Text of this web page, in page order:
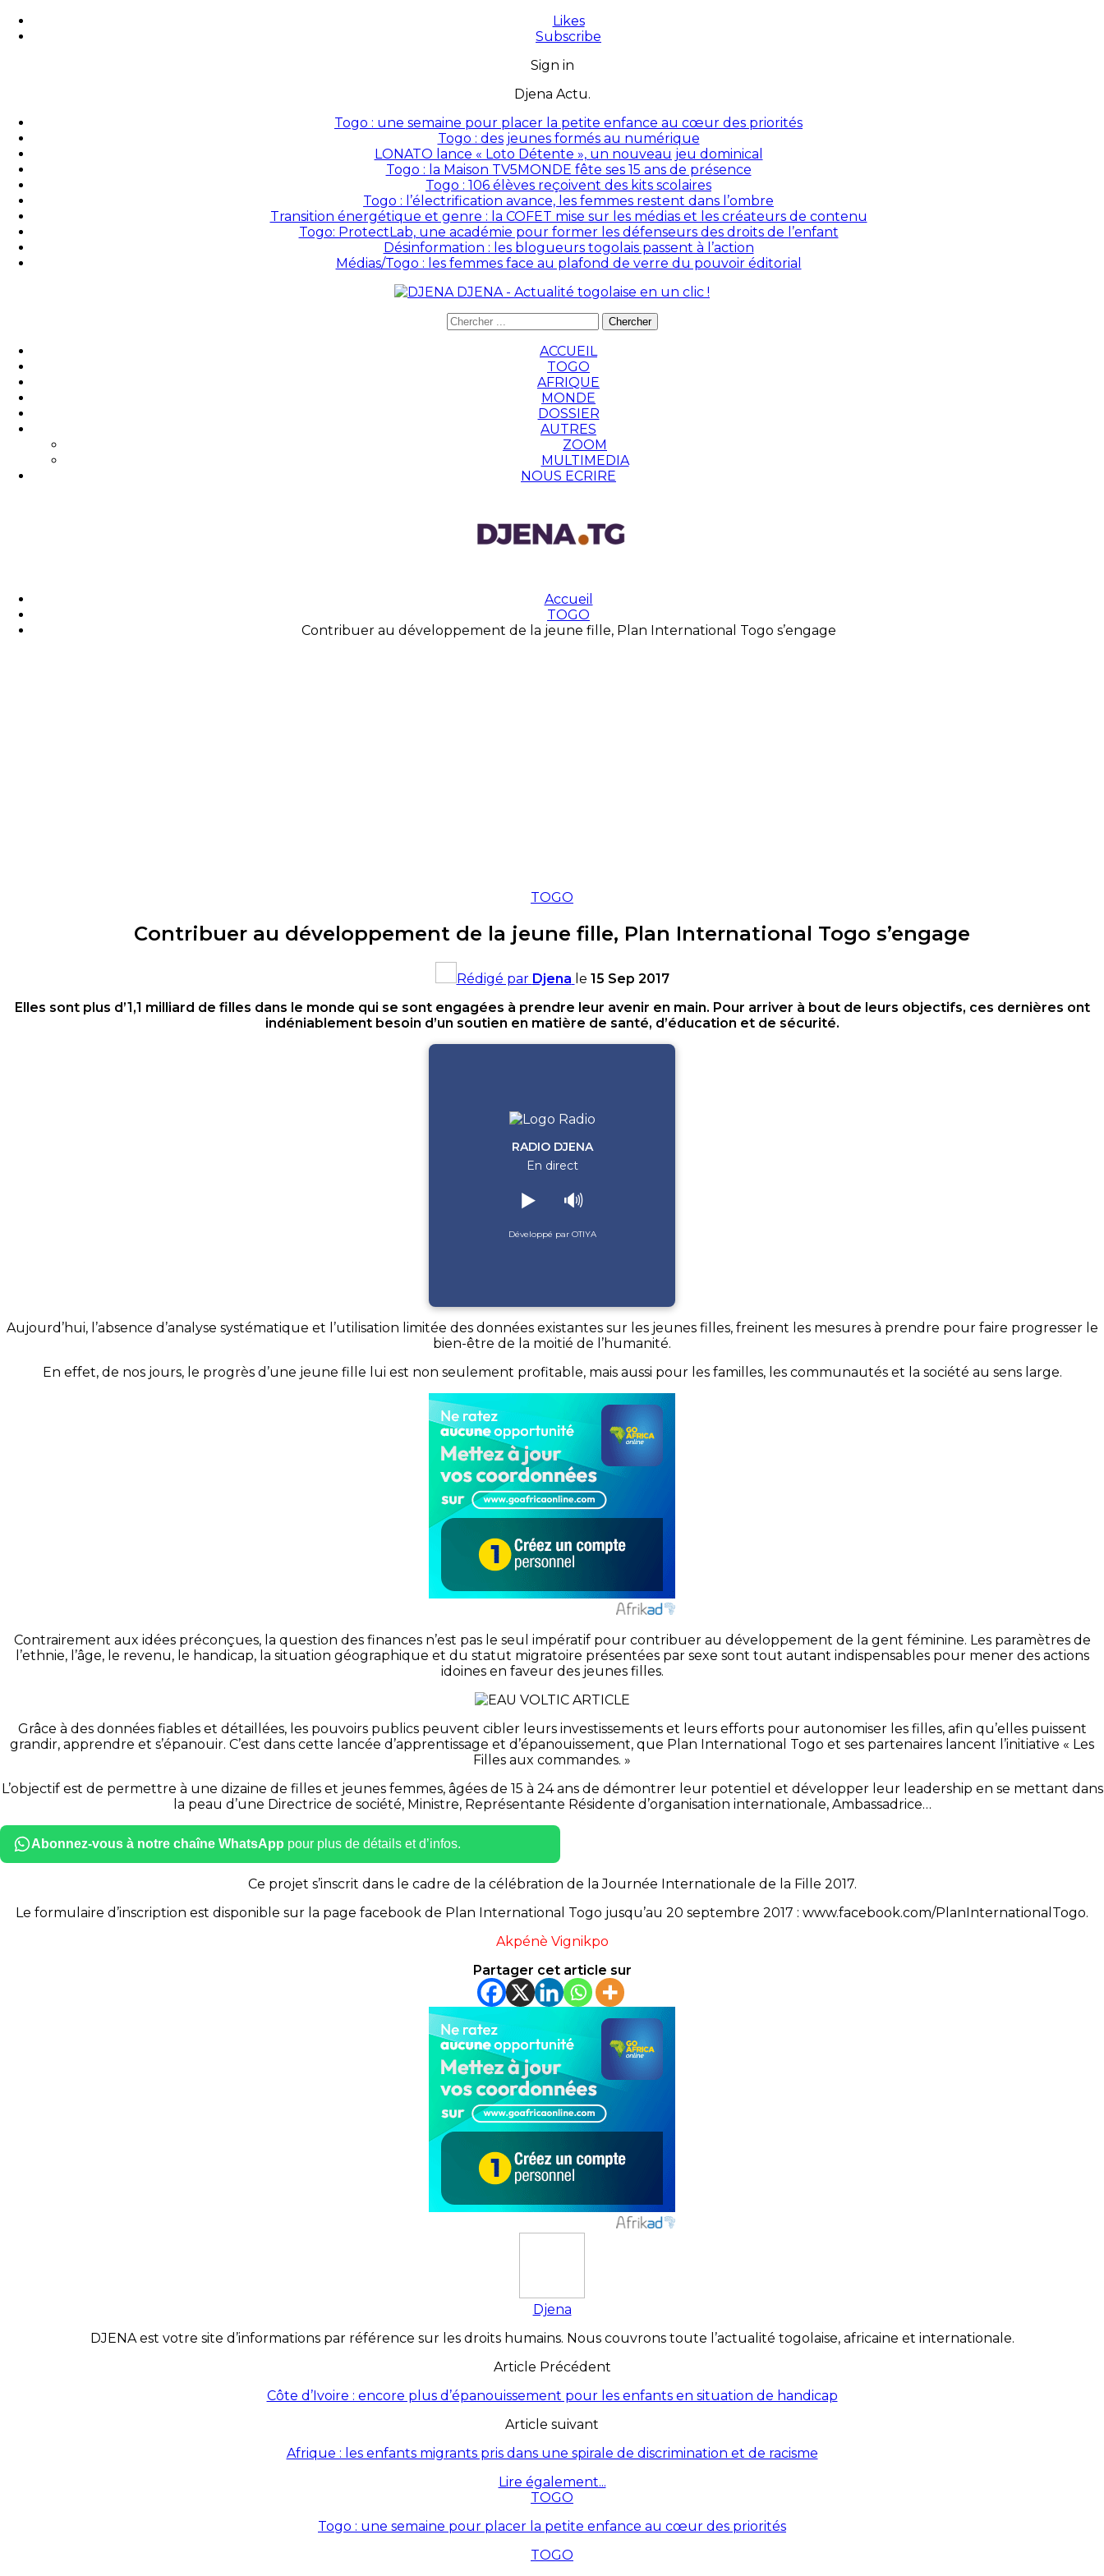
Likes
Subscribe
Sign in
Djena Actu.
Togo : une semaine pour placer la petite enfance au cœur des priorités
Togo : des jeunes formés au numérique
LONATO lance « Loto Détente », un nouveau jeu dominical
Togo : la Maison TV5MONDE fête ses 15 ans de présence
Togo : 106 élèves reçoivent des kits scolaires
Togo : l’électrification avance, les femmes restent dans l’ombre
Transition énergétique et genre : la COFET mise sur les médias et les créateurs de contenu
Togo: ProtectLab, une académie pour former les défenseurs des droits de l’enfant
Désinformation : les blogueurs togolais passent à l’action
Médias/Togo : les femmes face au plafond de verre du pouvoir éditorial
DJENA - Actualité togolaise en un clic !
ACCUEIL
TOGO
AFRIQUE
MONDE
DOSSIER
AUTRES
ZOOM
MULTIMEDIA
NOUS ECRIRE
Accueil
TOGO
Contribuer au développement de la jeune fille, Plan International Togo s’engage
TOGO
Contribuer au développement de la jeune fille, Plan International Togo s’engage
Rédigé par Djena le 15 Sep 2017
Elles sont plus d’1,1 milliard de filles dans le monde qui se sont engagées à prendre leur avenir en main. Pour arriver à bout de leurs objectifs, ces dernières ont
indéniablement besoin d’un soutien en matière de santé, d’éducation et de sécurité.
RADIO DJENA
En direct
▶️ 🔊
Développé par OTIYA
Aujourd’hui, l’absence d’analyse systématique et l’utilisation limitée des données existantes sur les jeunes filles, freinent les mesures à prendre pour faire progresser le
bien-être de la moitié de l’humanité.
En effet, de nos jours, le progrès d’une jeune fille lui est non seulement profitable, mais aussi pour les familles, les communautés et la société au sens large.
Contrairement aux idées préconçues, la question des finances n’est pas le seul impératif pour contribuer au développement de la gent féminine. Les paramètres de
l’ethnie, l’âge, le revenu, le handicap, la situation géographique et du statut migratoire présentées par sexe sont tout autant indispensables pour mener des actions
idoines en faveur des jeunes filles.
Grâce à des données fiables et détaillées, les pouvoirs publics peuvent cibler leurs investissements et leurs efforts pour autonomiser les filles, afin qu’elles puissent
grandir, apprendre et s’épanouir. C’est dans cette lancée d’apprentissage et d’épanouissement, que Plan International Togo et ses partenaires lancent l’initiative « Les
Filles aux commandes. »
L’objectif est de permettre à une dizaine de filles et jeunes femmes, âgées de 15 à 24 ans de démontrer leur potentiel et développer leur leadership en se mettant dans
la peau d’une Directrice de société, Ministre, Représentante Résidente d’organisation internationale, Ambassadrice…
Abonnez-vous à notre chaîne WhatsApp pour plus de détails et d’infos.
Ce projet s’inscrit dans le cadre de la célébration de la Journée Internationale de la Fille 2017.
Le formulaire d’inscription est disponible sur la page facebook de Plan International Togo jusqu’au 20 septembre 2017 : www.facebook.com/PlanInternationalTogo.
Akpénè Vignikpo
Partager cet article sur
Djena
DJENA est votre site d’informations par référence sur les droits humains. Nous couvrons toute l’actualité togolaise, africaine et internationale.
Article Précédent
Côte d’Ivoire : encore plus d’épanouissement pour les enfants en situation de handicap
Article suivant
Afrique : les enfants migrants pris dans une spirale de discrimination et de racisme
Lire également...
TOGO
Togo : une semaine pour placer la petite enfance au cœur des priorités
TOGO